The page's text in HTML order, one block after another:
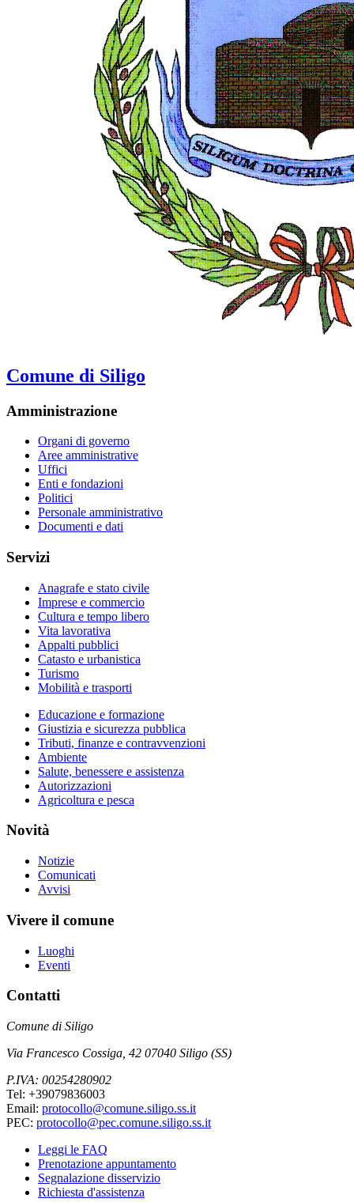
Comune di Siligo
Amministrazione
Organi di governo
Aree amministrative
Uffici
Enti e fondazioni
Politici
Personale amministrativo
Documenti e dati
Servizi
Anagrafe e stato civile
Imprese e commercio
Cultura e tempo libero
Vita lavorativa
Appalti pubblici
Catasto e urbanistica
Turismo
Mobilità e trasporti
Educazione e formazione
Giustizia e sicurezza pubblica
Tributi, finanze e contravvenzioni
Ambiente
Salute, benessere e assistenza
Autorizzazioni
Agricoltura e pesca
Novità
Notizie
Comunicati
Avvisi
Vivere il comune
Luoghi
Eventi
Contatti
Comune di Siligo
Via Francesco Cossiga, 42 07040 Siligo (SS)
P.IVA: 00254280902
Tel: +39079836003
Email: protocollo@comune.siligo.ss.it
PEC: protocollo@pec.comune.siligo.ss.it
Leggi le FAQ
Prenotazione appuntamento
Segnalazione disservizio
Richiesta d'assistenza